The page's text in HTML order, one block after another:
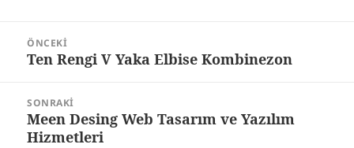
gezinmesi
ÖNCEKI
Önceki
Ten Rengi V Yaka Elbise Kombinezon
SONRAKI
Sonraki
yazı:
Meen Desing Web Tasarım ve Yazılım
Hizmetleri